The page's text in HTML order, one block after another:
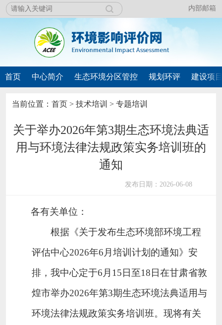
首页 中心简介 生态环境分区管控 规划环评 建设项
内部邮箱
当前位置： 首页> 技术培训 > 专题培训
关于举办2026年第3期生态环境法典适
用与环境法律法规政策实务培训班的
通知
发布日期：2026-06-08
各有关单位：
根据《关于发布生态环境部环境工程
评估中心2026年6月培训计划的通知》安
排，我中心定于6月15日至18日在甘肃省敦
煌市举办2026年第3期生态环境法典适用与
环境法律法规政策实务培训班。 现将有关